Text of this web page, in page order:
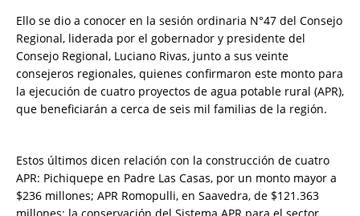
Ello se dio a conocer en la sesión ordinaria N°47 del Consejo
Regional, liderada por el gobernador y presidente del
Consejo Regional, Luciano Rivas, junto a sus veinte
consejeros regionales, quienes confirmaron este monto para
la ejecución de cuatro proyectos de agua potable rural (APR),
que beneficiarán a cerca de seis mil familias de la región.
Estos últimos dicen relación con la construcción de cuatro
APR: Pichiquepe en Padre Las Casas, por un monto mayor a
$236 millones; APR Romopulli, en Saavedra, de $121.363